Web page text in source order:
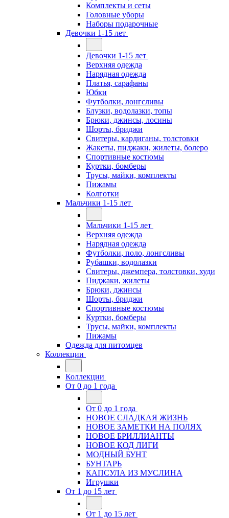
Комплекты и сеты
Головные уборы
Наборы подарочные
Девочки 1-15 лет
Девочки 1-15 лет
Верхняя одежда
Нарядная одежда
Платья, сарафаны
Юбки
Футболки, лонгсливы
Блузки, водолазки, топы
Брюки, джинсы, лосины
Шорты, бриджи
Свитеры, кардиганы, толстовки
Жакеты, пиджаки, жилеты, болеро
Спортивные костюмы
Куртки, бомберы
Трусы, майки, комплекты
Пижамы
Колготки
Мальчики 1-15 лет
Мальчики 1-15 лет
Верхняя одежда
Нарядная одежда
Футболки, поло, лонгсливы
Рубашки, водолазки
Свитеры, джемпера, толстовки, худи
Пиджаки, жилеты
Брюки, джинсы
Шорты, бриджи
Спортивные костюмы
Куртки, бомберы
Трусы, майки, комплекты
Пижамы
Одежда для питомцев
Коллекции
Коллекции
От 0 до 1 года
От 0 до 1 года
НОВОЕ СЛАДКАЯ ЖИЗНЬ
НОВОЕ ЗАМЕТКИ НА ПОЛЯХ
НОВОЕ БРИЛЛИАНТЫ
НОВОЕ КОД ЛИГИ
МОДНЫЙ БУНТ
БУНТАРЬ
КАПСУЛА ИЗ МУСЛИНА
Игрушки
От 1 до 15 лет
От 1 до 15 лет